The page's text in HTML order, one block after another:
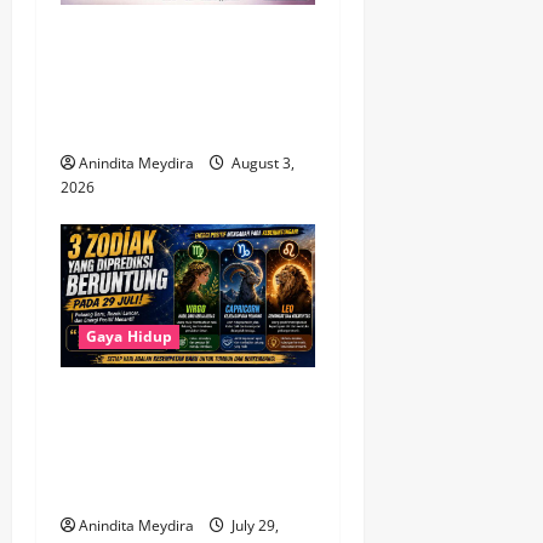
Anindita Meydira
August 3,
2026
Gaya Hidup
Anindita Meydira
July 29,